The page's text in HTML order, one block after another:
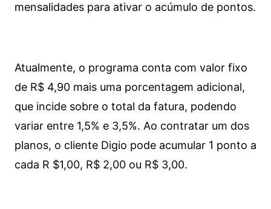
mensalidades para ativar o acúmulo de pontos.
Atualmente, o programa conta com valor fixo
de R$ 4,90 mais uma porcentagem adicional,
que incide sobre o total da fatura, podendo
variar entre 1,5% e 3,5%. Ao contratar um dos
planos, o cliente Digio pode acumular 1 ponto a
cada R $1,00, R$ 2,00 ou R$ 3,00.